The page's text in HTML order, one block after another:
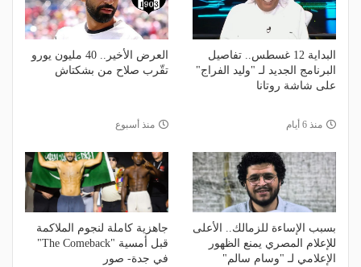
البداية 12 غسطس.. تفاصيل
البرنامج الجديد لـ "وليد الفراج"
على شاشة روتانا
منذ 6 أيام
العرض الأخير.. 40 مليون يورو
تقّرب صلاح من بشكتاش
منذ أسبوع
بسبب الإساءة للزمالك.. الأعلى
للإعلام المصري يمنع الظهور
الإعلامي لـ "وسام سالم"
جاهزية كاملة لنجوم الملاكمة
قبل أمسية "The Comeback"
في جدة- صور